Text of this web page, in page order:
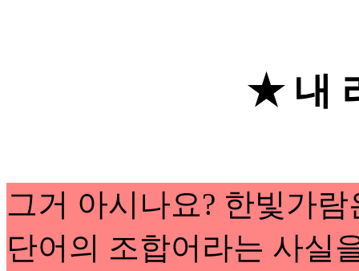
★ 내
그거 아시나요? 한빛가
단어의 조합어라는 사실